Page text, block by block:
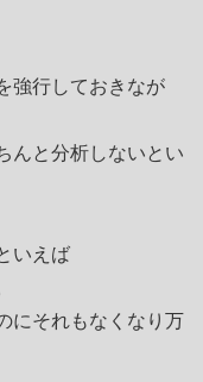
強行しておきなが
んと分析しないとい
いえば
にそれもなくなり万